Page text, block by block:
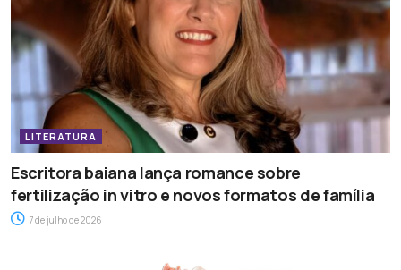
LITERATURA
Escritora baiana lança romance sobre
fertilização in vitro e novos formatos de família
7 de julho de 2026